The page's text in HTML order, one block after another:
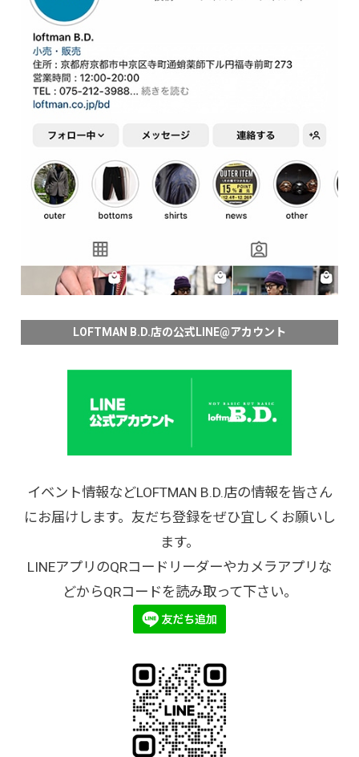
LOFTMAN B.D.店の公式LINE@アカウント
イベント情報などLOFTMAN B.D.店の情報を皆さん
にお届けします。友だち登録をぜひ宜しくお願いし
ます。
LINEアプリのQRコードリーダーやカメラアプリな
どからQRコードを読み取って下さい。